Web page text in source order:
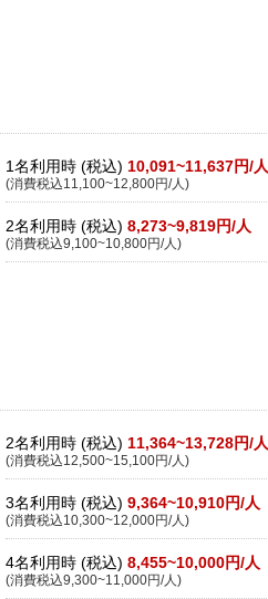
1名利用時 (税込) 10,091~11,637円/人
(消費税込11,100~12,800円/人)
2名利用時 (税込) 8,273~9,819円/人
(消費税込9,100~10,800円/人)
2名利用時 (税込) 11,364~13,728円/人
(消費税込12,500~15,100円/人)
3名利用時 (税込) 9,364~10,910円/人
(消費税込10,300~12,000円/人)
4名利用時 (税込) 8,455~10,000円/人
(消費税込9,300~11,000円/人)